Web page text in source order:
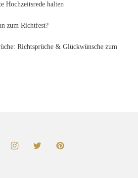
Hochzeitsrede halten
zum Richtfest?
Richtsprüche & Glückwünsche zum